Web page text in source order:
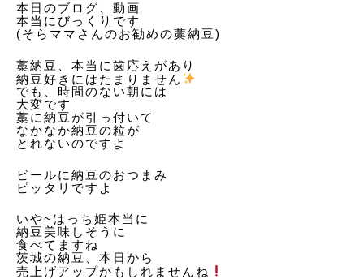
本日のブログ、動画
本当にびっくりです
(そらママさんのお勧めの藁納豆)
藁納豆、本当に歯応えがあり
納豆好きにはたまりません
でも、時間のない朝には
大変です
藁に納豆が引っ付いて
なかなか納豆の粒が
とれないのですよ
ビールに納豆のおつまみ
ピッタリですよ
いや~はっち姫本当に
納豆美味しそうに
食べてますね
茨城の納豆、本日から
売上げアップかもしれませんね